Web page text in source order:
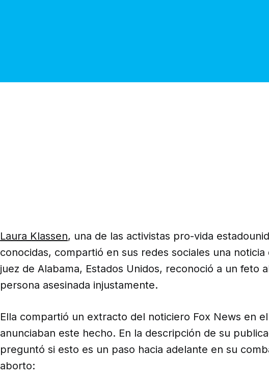
Laura Klassen, una de las activistas pro-vida
conocidas, compartió en sus redes sociales una
juez de Alabama, Estados Unidos, reconoció a un feto
persona asesinada injustamente.
Ella compartió un extracto del noticiero Fox News en
anunciaban este hecho. En la descripción de su
preguntó si esto es un paso hacia adelante en su
aborto: